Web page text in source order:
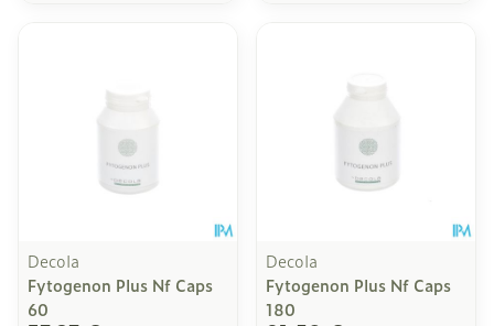
Decola
Fytogenon Plus Nf Caps
60
Decola
Fytogenon Plus Nf Caps
180